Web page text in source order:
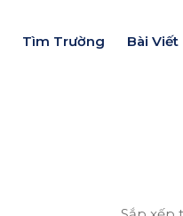
Tìm Trường Bài Viết